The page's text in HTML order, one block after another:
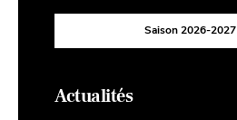
Saison 2026-2027
Actualités